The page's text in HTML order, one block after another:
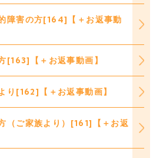
障害の方[164]【＋お返事動
[163]【＋お返事動画】
り[162]【＋お返事動画】
（ご家族より）[161]【＋お返